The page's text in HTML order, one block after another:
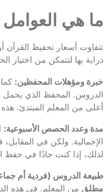
ما هي
تتفاوت أسعار تحفيظ
دراية بها لتتمكن من اختيار
خبرة ومؤهلات المحفظين:
الدروس. المحفظ الذي يحمل
أعلى من المعلم المبتدئ.
مدة وعدد الحصص الأسبوعية:
الإجمالية. ولكن في
لذلك، إذا كنت جادًا في حفظ
طبيعة الدروس (فردية أم
مطلق من المعلم. في هذه